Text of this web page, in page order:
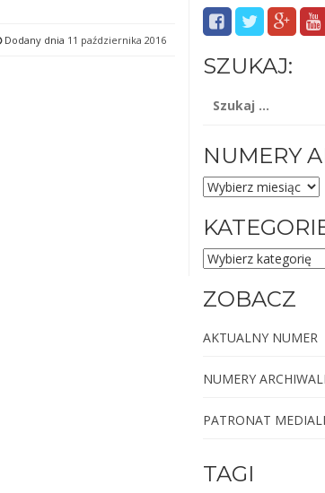
Dodany dnia 11 października 2016
SZUKAJ:
NUMERY
NUMERY
ARCHIWALNE
KATEGORIE
ZOBACZ
AKTUALNY NUMER
NUMERY
PATRONAT
TAGI